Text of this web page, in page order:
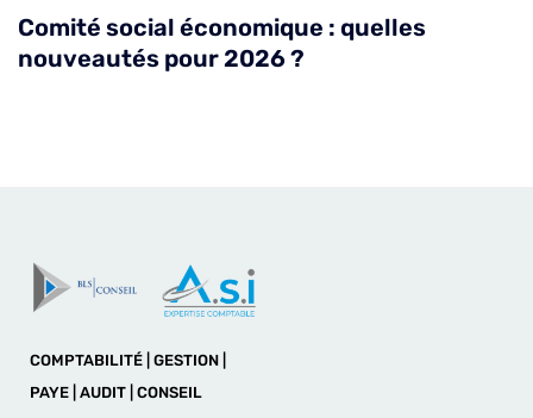
Comité social économique : quelles
nouveautés pour 2026 ?
COMPTABILITÉ | GESTION |
PAYE | AUDIT | CONSEIL